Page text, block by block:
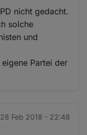
nicht gedacht.
solche
und
Partei der
Feb 2018 - 22:48